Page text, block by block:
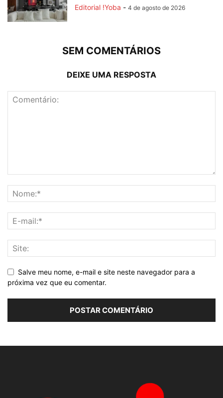
Editorial !Yoba - 4 de agosto de 2026
SEM COMENTÁRIOS
DEIXE UMA RESPOSTA
Salve meu nome, e-mail e site neste navegador para a
próxima vez que eu comentar.